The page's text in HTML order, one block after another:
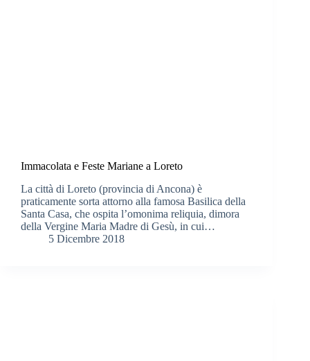
Immacolata e Feste Mariane a Loreto
La città di Loreto (provincia di Ancona) è
praticamente sorta attorno alla famosa Basilica della
Santa Casa, che ospita l’omonima reliquia, dimora
della Vergine Maria Madre di Gesù, in cui…
5 Dicembre 2018